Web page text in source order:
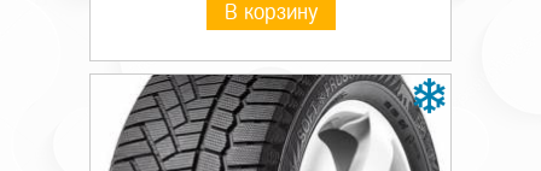
В корзину